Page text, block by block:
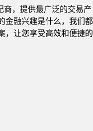
商，提供最广泛的交易产
金融兴趣是什么，我们都
，让您享受高效和便捷的